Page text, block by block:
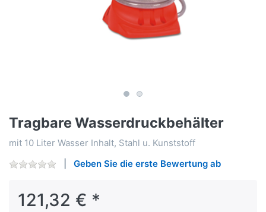
Tragbare Wasserdruckbehälter
mit 10 Liter Wasser Inhalt, Stahl u. Kunststoff
Geben Sie die erste Bewertung ab
121,32 € *